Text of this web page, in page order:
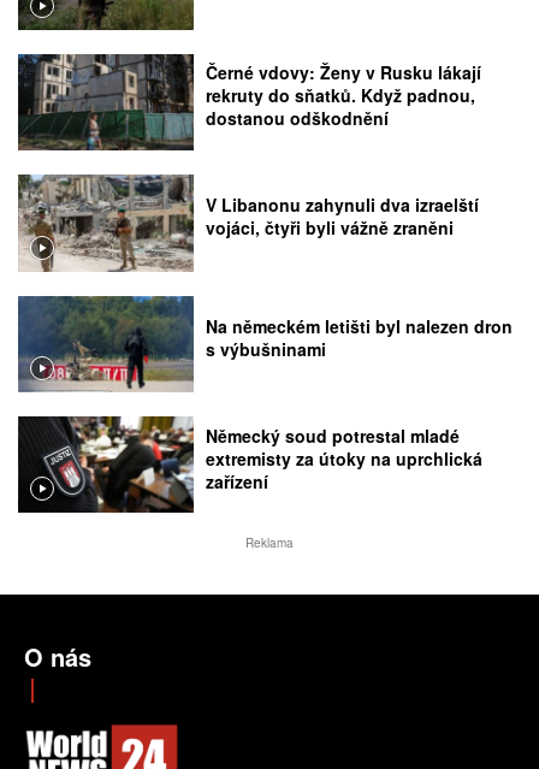
Černé vdovy: Ženy v Rusku lákají
rekruty do sňatků. Když padnou,
dostanou odškodnění
V Libanonu zahynuli dva izraelští
vojáci, čtyři byli vážně zraněni
Na německém letišti byl nalezen dron
s výbušninami
Německý soud potrestal mladé
extremisty za útoky na uprchlická
zařízení
Reklama
O nás